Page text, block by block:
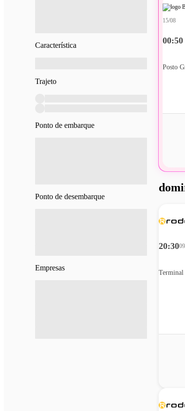
Característica
Trajeto
Ponto de embarque
Ponto de desembarque
Empresas
00:50
15/08
Posto
20:30